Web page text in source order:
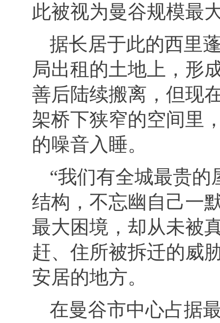
此被视为曼谷规模最
据长居于此的西里
局出租的土地上，形
善后陆续搬离，但现
架桥下狭窄的空间里
的噪音入睡。
“我们有全城最贵
结构，不忘幽自己一
最大困境，却从未被
赶、住所被拆迁的威
安居的地方。
在曼谷市中心占据